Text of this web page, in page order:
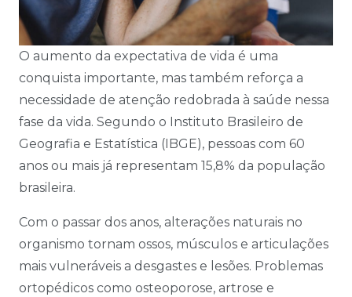
O aumento da expectativa de vida é uma
conquista importante, mas também reforça a
necessidade de atenção redobrada à saúde nessa
fase da vida. Segundo o Instituto Brasileiro de
Geografia e Estatística (IBGE), pessoas com 60
anos ou mais já representam 15,8% da população
brasileira.
Com o passar dos anos, alterações naturais no
organismo tornam ossos, músculos e articulações
mais vulneráveis a desgastes e lesões. Problemas
ortopédicos como osteoporose, artrose e